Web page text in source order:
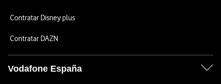
Contratar Disney plus
Contratar DAZN
Vodafone España